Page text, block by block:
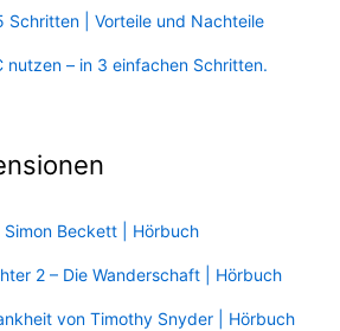
Schritten | Vorteile und Nachteile
nutzen – in 3 einfachen Schritten.
Beckett | Hörbuch
2 – Die Wanderschaft | Hörbuch
von Timothy Snyder | Hörbuch